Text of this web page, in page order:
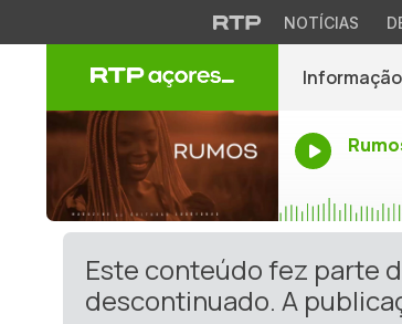
NOTÍCIAS
Informação
Este conteúdo fez parte
descontinuado. A